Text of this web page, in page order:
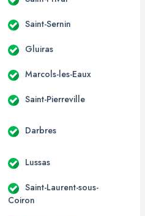
Saint-Sernin
Gluiras
Marcols-les-Eaux
Saint-Pierreville
Darbres
Lussas
Saint-Laurent-sous-
Coiron